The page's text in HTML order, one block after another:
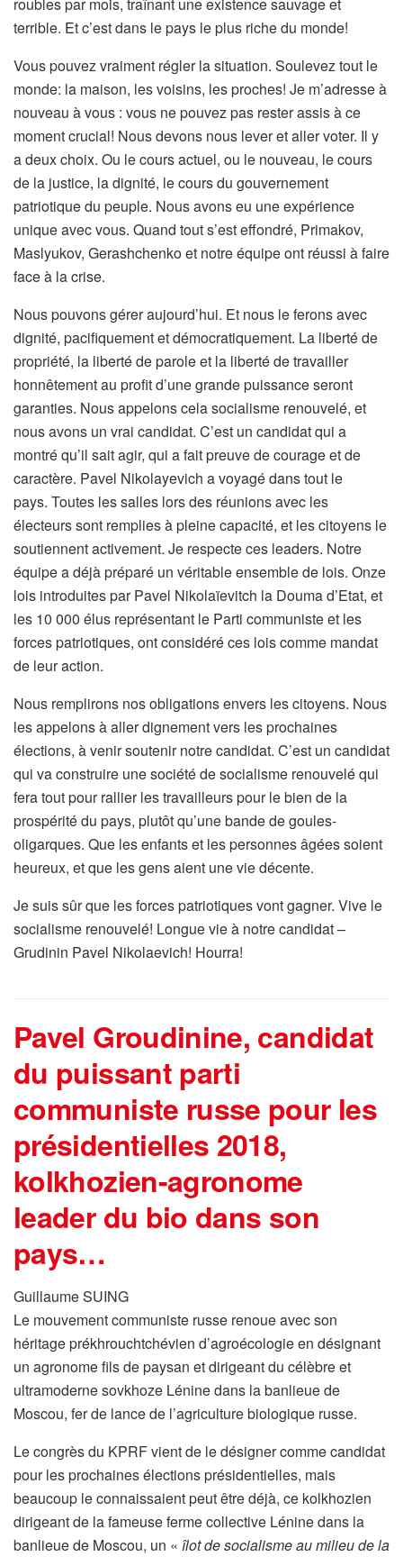
roubles par mois, traînant une existence sauvage et
terrible. Et c’est dans le pays le plus riche du monde!
Vous pouvez vraiment régler la situation. Soulevez tout le
monde: la maison, les voisins, les proches! Je m’adresse à
nouveau à vous : vous ne pouvez pas rester assis à ce
moment crucial! Nous devons nous lever et aller voter. Il y
a deux choix. Ou le cours actuel, ou le nouveau, le cours
de la justice, la dignité, le cours du gouvernement
patriotique du peuple. Nous avons eu une expérience
unique avec vous. Quand tout s’est effondré, Primakov,
Maslyukov, Gerashchenko et notre équipe ont réussi à faire
face à la crise.
Nous pouvons gérer aujourd’hui. Et nous le ferons avec
dignité, pacifiquement et démocratiquement. La liberté de
propriété, la liberté de parole et la liberté de travailler
honnêtement au profit d’une grande puissance seront
garanties. Nous appelons cela socialisme renouvelé, et
nous avons un vrai candidat. C’est un candidat qui a
montré qu’il sait agir, qui a fait preuve de courage et de
caractère. Pavel Nikolayevich a voyagé dans tout le
pays. Toutes les salles lors des réunions avec les
électeurs sont remplies à pleine capacité, et les citoyens le
soutiennent activement. Je respecte ces leaders. Notre
équipe a déjà préparé un véritable ensemble de lois. Onze
lois introduites par Pavel Nikolaïevitch la Douma d’Etat, et
les 10 000 élus représentant le Parti communiste et les
forces patriotiques, ont considéré ces lois comme mandat
de leur action.
Nous remplirons nos obligations envers les citoyens. Nous
les appelons à aller dignement vers les prochaines
élections, à venir soutenir notre candidat. C’est un candidat
qui va construire une société de socialisme renouvelé qui
fera tout pour rallier les travailleurs pour le bien de la
prospérité du pays, plutôt qu’une bande de goules-
oligarques. Que les enfants et les personnes âgées soient
heureux, et que les gens aient une vie décente.
Je suis sûr que les forces patriotiques vont gagner. Vive le
socialisme renouvelé! Longue vie à notre candidat –
Grudinin Pavel Nikolaevich! Hourra!
Pavel Groudinine, candidat
du puissant parti
communiste russe pour les
présidentielles 2018,
kolkhozien-agronome
leader du bio dans son
pays…
Guillaume SUING
Le mouvement communiste russe renoue avec son
héritage prékhrouchtchévien d’agroécologie en désignant
un agronome fils de paysan et dirigeant du célèbre et
ultramoderne sovkhoze Lénine dans la banlieue de
Moscou, fer de lance de l’agriculture biologique russe.
Le congrès du KPRF vient de le désigner comme candidat
pour les prochaines élections présidentielles, mais
beaucoup le connaissaient peut être déjà, ce kolkhozien
dirigeant de la fameuse ferme collective Lénine dans la
banlieue de Moscou, un « îlot de socialisme au milieu de la